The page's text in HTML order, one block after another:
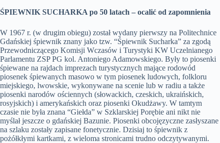
ŚPIEWNIK SUCHARKA po 50 latach – ocalić od zapomnienia
W 1967 r. (w drugim obiegu) został wydany pierwszy na Politechnice
Gdańskiej śpiewnik znany jako tzw. “Śpiewnik Sucharka” za zgodą
Przewodniczącego Komisji Wczasów i Turystyki KW Uczelnianego
Parlamentu ZSP PG kol. Antoniego Adamowskiego. Były to piosenki
śpiewane na rajdach imprezach turystycznych mające rodowód
piosenek śpiewanych masowo w tym piosenek ludowych, folkloru
miejskiego, lwowskie, wykonywane na scenie lub w radiu a także
piosenki narodów ościennych (słowackich, czeskich, ukraińskich,
rosyjskich) i amerykańskich oraz piosenki Okudżawy. W tamtym
czasie nie była znana “Giełda” w Szklarskiej Porębie ani nikt nie
myślał jeszcze o gdańskiej Bazunie. Piosenki obcojęzyczne zasłyszane
na szlaku zostały zapisane fonetycznie. Dzisiaj to śpiewnik z
pożółkłymi kartkami, z wieloma stronicami trudno odczytywanymi.